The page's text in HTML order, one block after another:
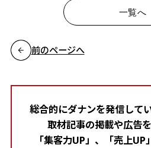
前のページへ
一覧へ
総合的にダナンを発信して
取材記事の掲載や広告
「集客力UP」、「売上